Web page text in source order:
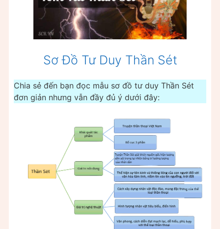
Sơ Đồ Tư Duy Thần Sét
Chia sẻ đến bạn đọc mẫu sơ đồ tư duy Thần Sét
đơn giản nhưng vẫn đầy đủ ý dưới đây: